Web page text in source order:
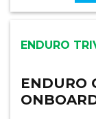
ENDURO
ENDURO